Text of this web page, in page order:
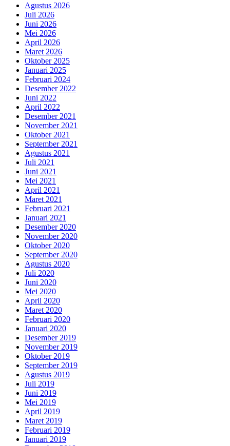
Agustus 2026
Juli 2026
Juni 2026
Mei 2026
April 2026
Maret 2026
Oktober 2025
Januari 2025
Februari 2024
Desember 2022
Juni 2022
April 2022
Desember 2021
November 2021
Oktober 2021
September 2021
Agustus 2021
Juli 2021
Juni 2021
Mei 2021
April 2021
Maret 2021
Februari 2021
Januari 2021
Desember 2020
November 2020
Oktober 2020
September 2020
Agustus 2020
Juli 2020
Juni 2020
Mei 2020
April 2020
Maret 2020
Februari 2020
Januari 2020
Desember 2019
November 2019
Oktober 2019
September 2019
Agustus 2019
Juli 2019
Juni 2019
Mei 2019
April 2019
Maret 2019
Februari 2019
Januari 2019